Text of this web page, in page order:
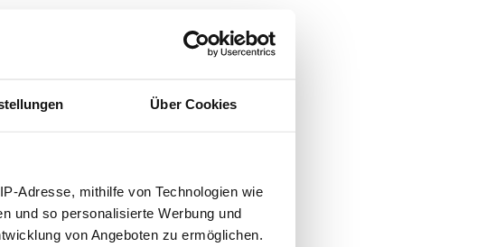
Über Cookies
Adresse, mithilfe von Technologien wie
und so personalisierte Werbung und
von Angeboten zu ermöglichen.